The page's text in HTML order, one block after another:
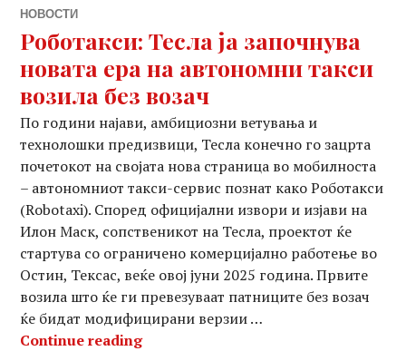
НОВОСТИ
Роботакси: Тесла ја започнува
новата ера на автономни такси
возила без возач
По години најави, амбициозни ветувања и
технолошки предизвици, Тесла конечно го зацрта
почетокот на својата нова страница во мобилноста
– автономниот такси-сервис познат како Роботакси
(Robotaxi). Според официјални извори и изјави на
Илон Маск, сопственикот на Тесла, проектот ќе
стартува со ограничено комерцијално работење во
Остин, Тексас, веќе овој јуни 2025 година. Првите
возила што ќе ги превезуваат патниците без возач
ќе бидат модифицирани верзии …
Continue readingРоботакси: Тесла ја започнува